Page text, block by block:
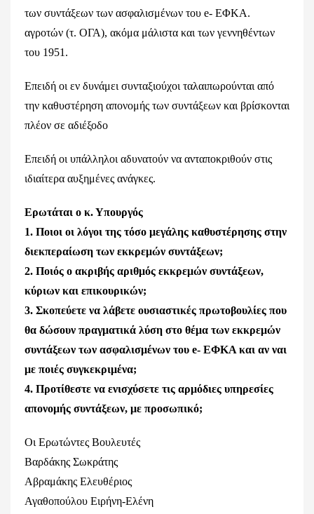
των συντάξεων των ασφαλισμένων του e- ΕΦΚΑ.
αγροτών (τ. ΟΓΑ), ακόμα μάλιστα και των γεννηθέντων
του 1951.
Επειδή οι εν δυνάμει συνταξιούχοι ταλαιπωρούνται από
την καθυστέρηση απονομής των συντάξεων και βρίσκονται
πλέον σε αδιέξοδο
Επειδή οι υπάλληλοι αδυνατούν να ανταποκριθούν στις
ιδιαίτερα αυξημένες ανάγκες.
Ερωτάται ο κ. Υπουργός
1. Ποιοι οι λόγοι της τόσο μεγάλης καθυστέρησης στην
διεκπεραίωση των εκκρεμών συντάξεων;
2. Ποιός ο ακριβής αριθμός εκκρεμών συντάξεων,
κύριων και επικουρικών;
3. Σκοπεύετε να λάβετε ουσιαστικές πρωτοβουλίες που
θα δώσουν πραγματικά λύση στο θέμα των εκκρεμών
συντάξεων των ασφαλισμένων του e- ΕΦΚΑ και αν ναι
με ποιές συγκεκριμένα;
4. Προτίθεστε να ενισχύσετε τις αρμόδιες υπηρεσίες
απονομής συντάξεων, με προσωπικό;
Οι Ερωτώντες Βουλευτές
Βαρδάκης Σωκράτης
Αβραμάκης Ελευθέριος
Αγαθοπούλου Ειρήνη-Ελένη